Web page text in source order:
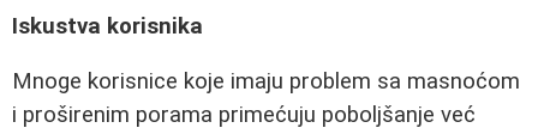
Iskustva korisnika
Mnoge korisnice koje imaju problem sa masnoćom
i proširenim porama primećuju poboljšanje već